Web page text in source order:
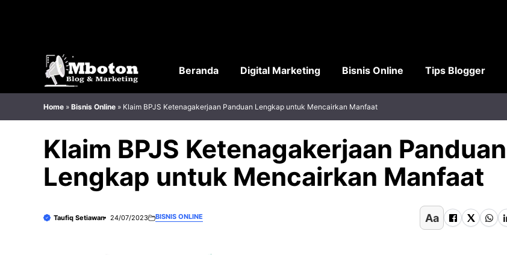
Beranda Digital Marketing Bisnis Online Tips Blogger
Home » Bisnis Online » Klaim BPJS Ketenagakerjaan Panduan Lengkap untuk Mencairkan Manfaat
Klaim BPJS Ketenagakerjaan Panduan
Lengkap untuk Mencairkan Manfaat
Taufiq Setiawan 24/07/2023 BISNIS ONLINE Aa